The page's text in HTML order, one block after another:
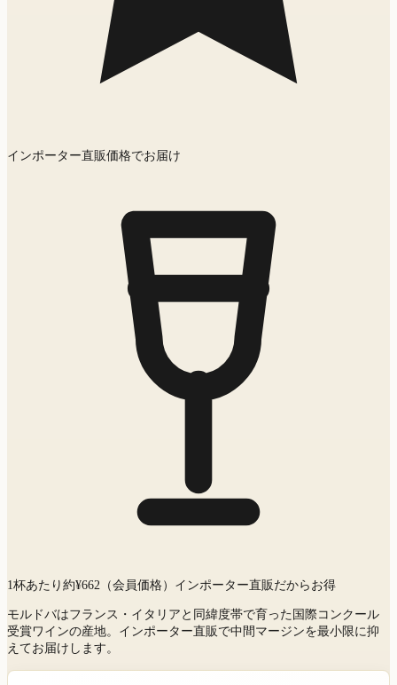
インポーター直販価格でお届け
1杯あたり約¥662 （会員価格） インポーター直販だからお得
モルドバはフランス・イタリアと同緯度帯で育った国際コンクール
受賞ワインの産地。インポーター直販で中間マージンを最小限に抑
えてお届けします。